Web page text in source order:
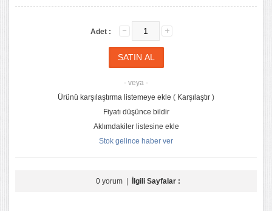
Adet :
- veya -
Ürünü karşılaştırma listemeye ekle ( Karşılaştır )
Fiyatı düşünce bildir
Aklımdakiler listesine ekle
Stok gelince haber ver
0 yorum| İlgili Sayfalar :